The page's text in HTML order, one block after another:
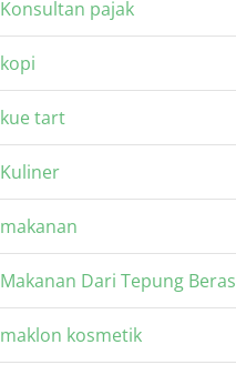
Konsultan pajak
kopi
kue tart
Kuliner
makanan
Makanan Dari Tepung Beras
maklon kosmetik